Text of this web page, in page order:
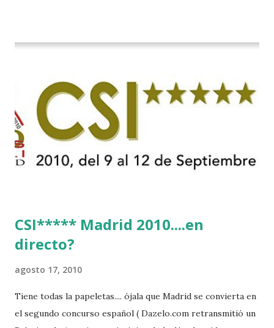
CSI***** Madrid 2010....en
directo?
agosto 17, 2010
Tiene todas la papeletas.... ójala que Madrid se convierta en
el segundo concurso español ( Dazelo.com retransmitió un